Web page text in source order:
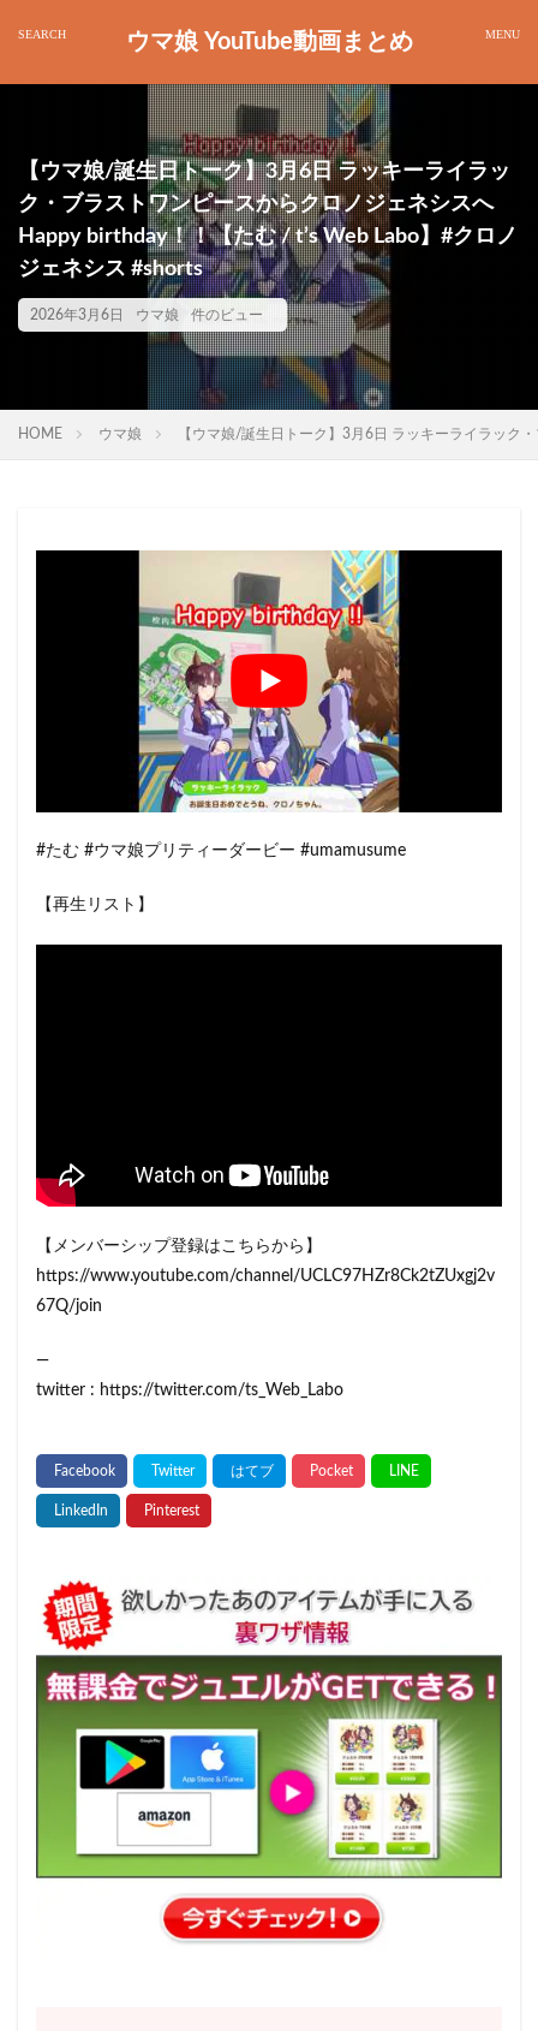
ウマ娘 YouTube動画まとめ
【ウマ娘/誕生日トーク】3月6日 ラッキーライラッ
ク・ブラストワンピースからクロノジェネシスへ
Happy birthday！！【たむ / t’s Web Labo】#クロノ
ジェネシス #shorts
2026年3月6日 ウマ娘 件のビュー
HOME ウマ娘 【ウマ娘/誕生日トーク】3月6日 ラッキーライラック
#たむ #ウマ娘プリティーダービー #umamusume
【再生リスト】
【メンバーシップ登録はこちらから】
https://www.youtube.com/channel/UCLC97HZr8Ck2tZUxgj2v
67Q/join
—
twitter : https://twitter.com/ts_Web_Labo